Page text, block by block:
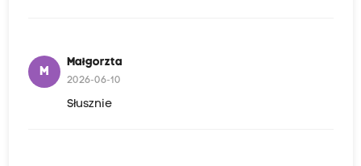
M
Małgorzta
2026-06-10
Słusznie